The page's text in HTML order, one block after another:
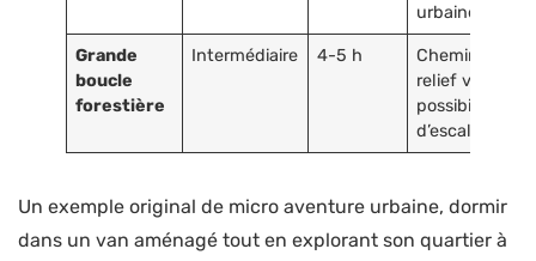
urbaine
Grande
boucle
forestière
Intermédiaire 4-5 h
Chemins
relief varié,
possibilité
d’escalade
Un exemple original de micro aventure urbaine, dormir
dans un van aménagé tout en explorant son quartier à